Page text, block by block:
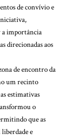
de convívio e
importância
direcionadas aos
de encontro da
um recinto
estimativas
o
que as
e